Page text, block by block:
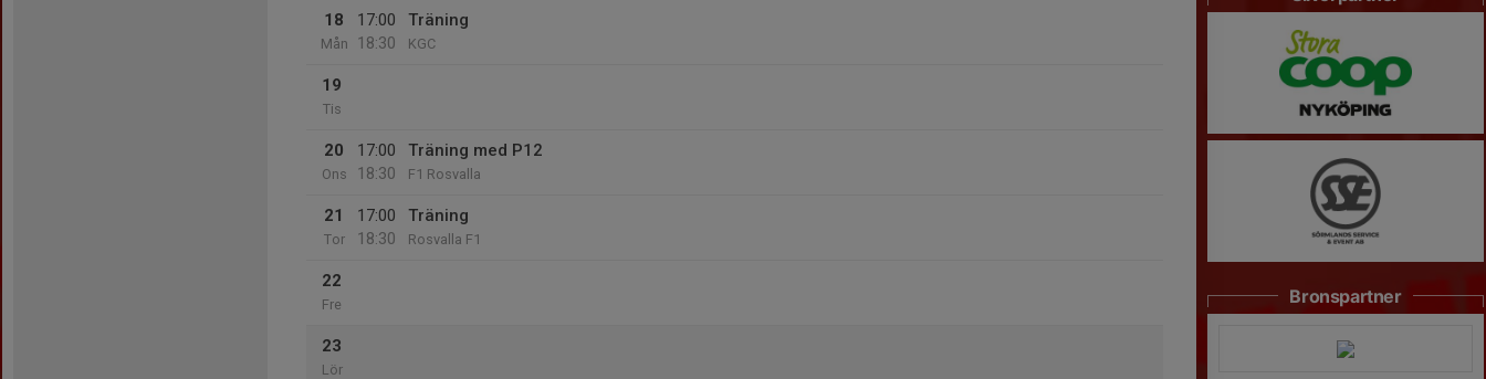
18
Mån
17:00
18:30
Träning
KGC
19
Tis
20
Ons
17:00
18:30
Träning med P12
F1 Rosvalla
21
Tor
17:00
18:30
Träning
Rosvalla F1
22
Fre
23
Lör
Bronspartner